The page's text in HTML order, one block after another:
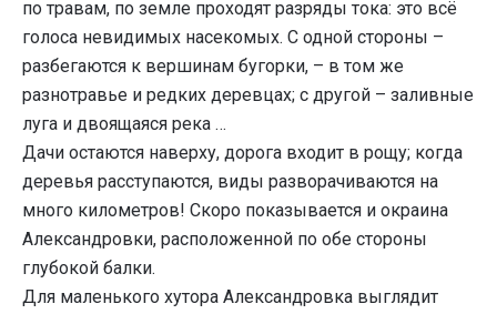
по травам, по земле проходят разряды тока: это всё
голоса невидимых насекомых. С одной стороны –
разбегаются к вершинам бугорки, – в том же
разнотравье и редких деревцах; с другой – заливные
луга и двоящаяся река …
Дачи остаются наверху, дорога входит в рощу; когда
деревья расступаются, виды разворачиваются на
много километров! Скоро показывается и окраина
Александровки, расположенной по обе стороны
глубокой балки.
Для маленького хутора Александровка выглядит